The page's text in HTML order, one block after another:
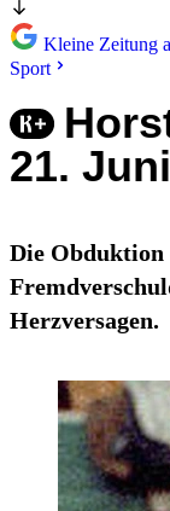
Kleine Zeitung
Sport
21.
Die Obduktion
Herzversagen.